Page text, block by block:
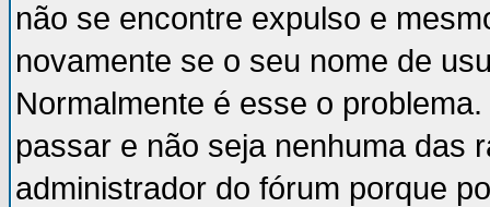
não se encontre expulso e
novamente se o seu nome de
Normalmente é esse o
passar e não seja nenhuma das
administrador do fórum porque